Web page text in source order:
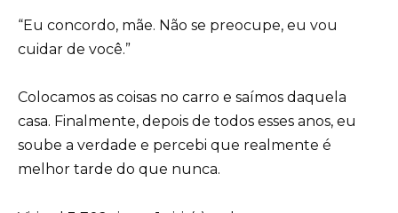
“Eu concordo, mãe. Não se preocupe, eu vou
cuidar de você.”
Colocamos as coisas no carro e saímos daquela
casa. Finalmente, depois de todos esses anos, eu
soube a verdade e percebi que realmente é
melhor tarde do que nunca.